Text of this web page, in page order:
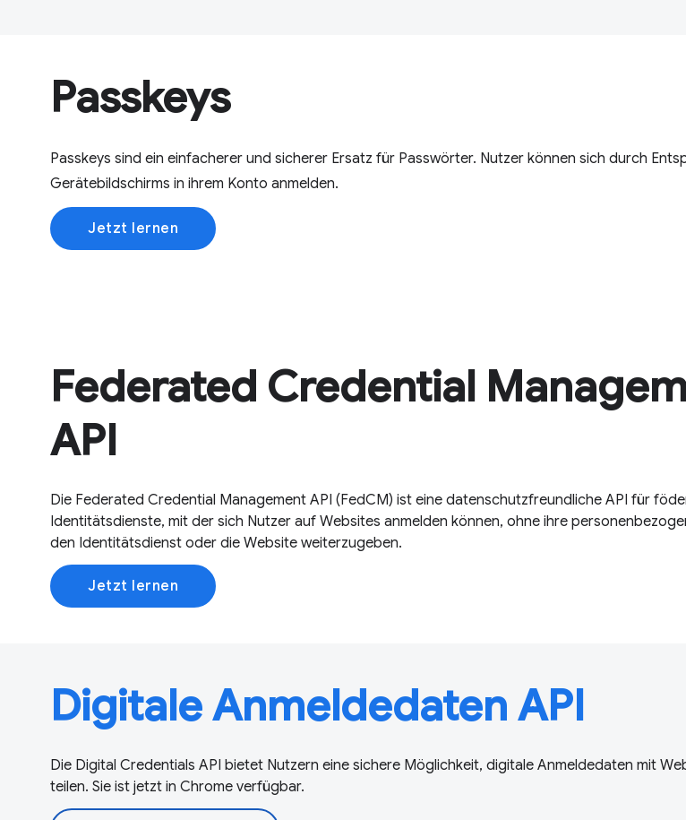
Passkeys
Passkeys sind ein einfacherer und sicherer Ersatz für Passwörter. Nutzer können sich durch
Gerätebildschirms in ihrem Konto anmelden.
Jetzt lernen
Federated Credential
API
Die Federated Credential Management API (FedCM) ist eine datenschutzfreundliche API für
Identitätsdienste, mit der sich Nutzer auf Websites anmelden können, ohne ihre
den Identitätsdienst oder die Website weiterzugeben.
Jetzt lernen
Digitale Anmeldedaten API
Die Digital Credentials API bietet Nutzern eine sichere Möglichkeit, digitale Anmeldedaten mit
teilen. Sie ist jetzt in Chrome verfügbar.